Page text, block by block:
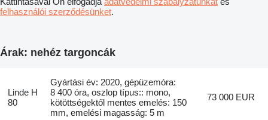
felhasználói szerződésünket.
Árak: nehéz targoncák
Linde H
80
Gyártási év: 2020, gépüzemóra:
8 400 óra, oszlop típus:: mono,
kötöttségektől mentes emelés: 150
mm, emelési magasság: 5 m
73 000 EUR